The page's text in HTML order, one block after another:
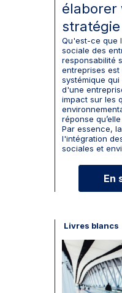
élaborer
stratégie
Qu'est-ce que
sociale des
responsabilité
entreprises
systémique
d'une
impact sur les
réponse
Par essence,
l'intégration
sociales et
En
Livres blancs